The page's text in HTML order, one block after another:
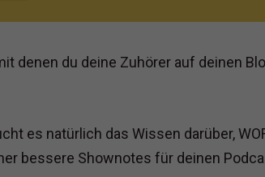
denen du deine Zuhörer auf deinen
es natürlich das Wissen darüber,
bessere Shownotes für deinen